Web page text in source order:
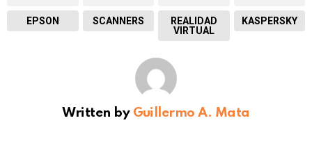
EPSON SCANNERS
REALIDAD
VIRTUAL
KASPERSKY
Written by Guillermo A. Mata